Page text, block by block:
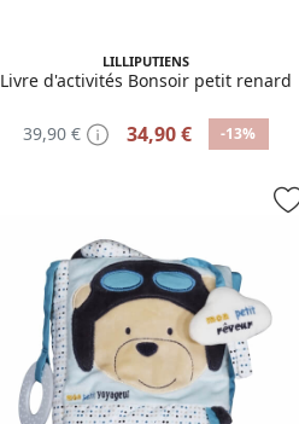
LILLIPUTIENS
Livre d'activités Bonsoir petit renard
39,90 € 34,90 € -13%